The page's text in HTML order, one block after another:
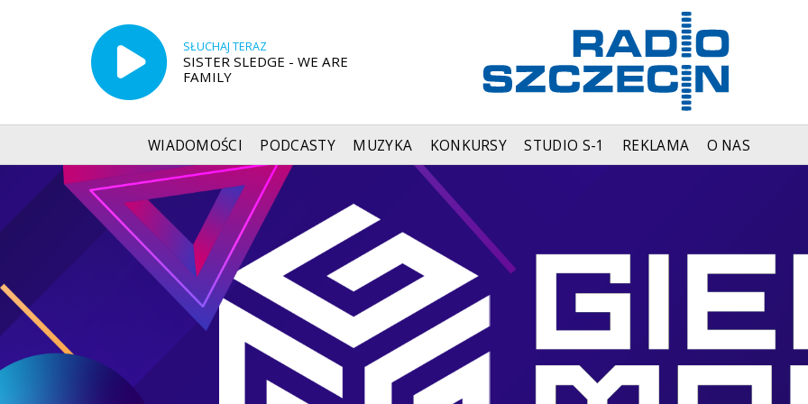
SŁUCHAJ TERAZ
SISTER SLEDGE - WE ARE
FAMILY
WIADOMOŚCI PODCASTY MUZYKA KONKURSY STUDIO S-1 REKLAMA O NAS